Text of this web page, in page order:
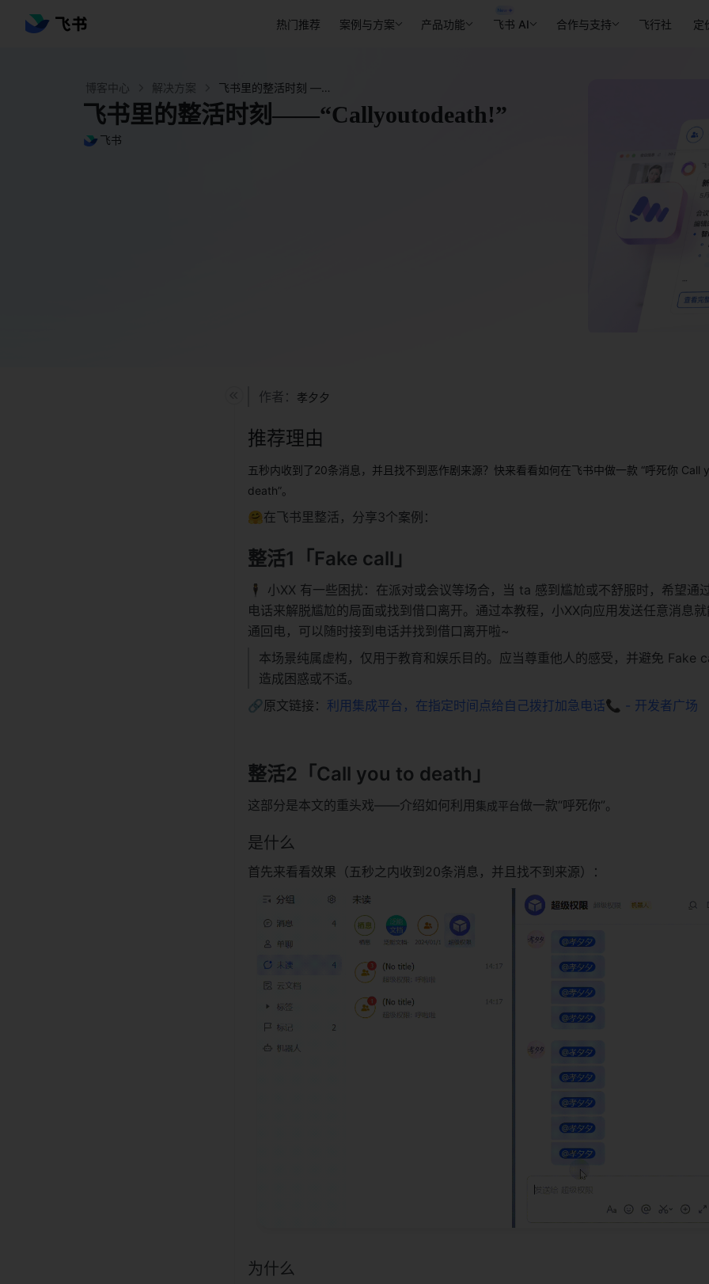
热门推荐 案例与方案 产品功能 飞书 AI 合作与支持 飞行社 定
博客中心 解决方案 飞书里的整活时刻 ——“Call you to death!” - 飞书官网
飞书里的整活时刻——“Callyoutodeath!”
飞书
作者： 孝夕夕
推荐理由
五秒内收到了20条消息，并且找不到恶作剧来源？快来看看如何在飞书中做一款 “呼死你 Call
death”。
🤗在飞书里整活，分享3个案例：
整活1「Fake call」
🕴 小XX 有一些困扰：在派对或会议等场合，当 ta 感到尴尬或不舒服时，希望通
电话来解脱尴尬的局面或找到借口离开。通过本教程，小XX向应用发送任意消息
通回电，可以随时接到电话并找到借口离开啦~
本场景纯属虚构，仅用于教育和娱乐目的。应当尊重他人的感受，并避免 Fake
造成困惑或不适。
🔗原文链接： 利用集成平台，在指定时间点给自己拨打加急电话📞 - 开发者广场
整活2「Call you to death」
这部分是本文的重头戏——介绍如何利用集成平台做一款“呼死你”。
是什么
首先来看看效果（五秒之内收到20条消息，并且找不到来源）：
为什么